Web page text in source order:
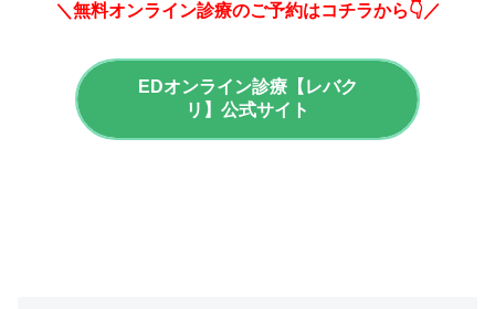
＼無料オンライン診療のご予約はコチラから👇／
EDオンライン診療【レバク
リ】公式サイト